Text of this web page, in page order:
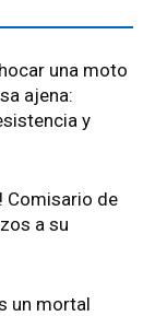
una moto
ajena:
y
Comisario de
a su
un mortal